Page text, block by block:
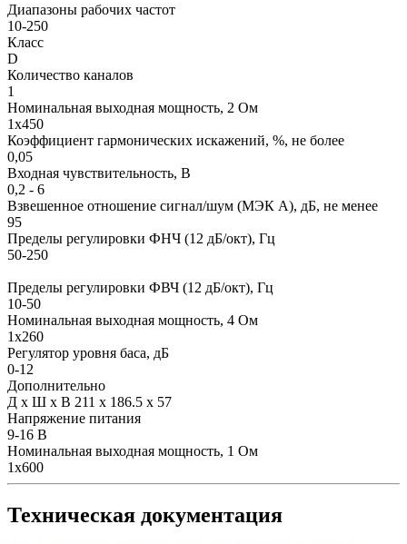
Диапазоны рабочих частот
10-250
Класс
D
Количество каналов
1
Номинальная выходная мощность, 2 Ом
1х450
Коэффициент гармонических искажений, %, не более
0,05
Входная чувствительность, В
0,2 - 6
Взвешенное отношение сигнал/шум (МЭК А), дБ, не менее
95
Пределы регулировки ФНЧ (12 дБ/окт), Гц
50-250
Пределы регулировки ФВЧ (12 дБ/окт), Гц
10-50
Номинальная выходная мощность, 4 Ом
1х260
Регулятор уровня баса, дБ
0-12
Дополнительно
Д х Ш х В 211 х 186.5 х 57
Напряжение питания
9-16 В
Номинальная выходная мощность, 1 Ом
1х600
Техническая документация